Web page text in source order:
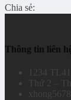
Chia sẻ:
Thông tin liên
1234
Thứ 2 –